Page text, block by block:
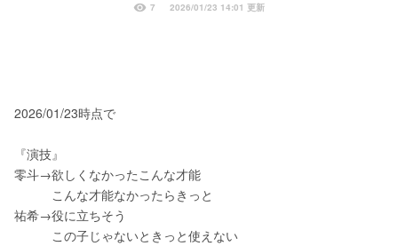
visibility 7 2026/01/23 14:01 更新
2026/01/23時点で
『演技』
零斗→欲しくなかったこんな才能
こんな才能なかったらきっと
祐希→役に立ちそう
この子じゃないときっと使えない